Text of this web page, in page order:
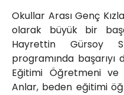
Okullar Arası Genç
olarak büyük bir
Hayrettin Gürsoy
programında başarıyı
Eğitimi Öğretmeni ve
Anlar, beden eğitimi